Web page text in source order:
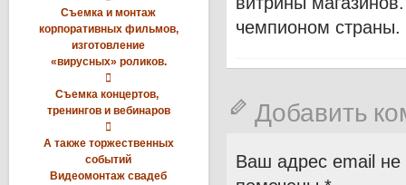
Съемка и монтаж
корпоративных фильмов,
изготовление
«вирусных» роликов.

Съемка концертов,
тренингов и вебинаров

А также торжественных
событий
Видеомонтаж свадеб
чемпионом страны.
Добавить
Ваш адрес email не